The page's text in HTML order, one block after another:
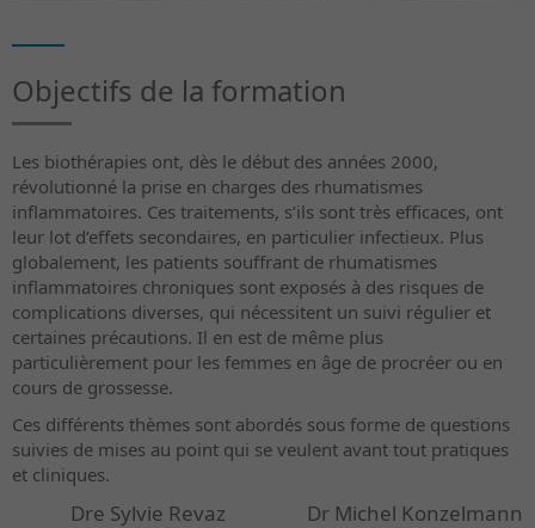
Objectifs de la formation
Les biothérapies ont, dès le début des années 2000,
révolutionné la prise en charges des rhumatismes
inflammatoires. Ces traitements, s’ils sont très efficaces, ont
leur lot d’effets secondaires, en particulier infectieux. Plus
globalement, les patients souffrant de rhumatismes
inflammatoires chroniques sont exposés à des risques de
complications diverses, qui nécessitent un suivi régulier et
certaines précautions. Il en est de même plus
particulièrement pour les femmes en âge de procréer ou en
cours de grossesse.
Ces différents thèmes sont abordés sous forme de questions
suivies de mises au point qui se veulent avant tout pratiques
et cliniques.
Dre Sylvie Revaz Dr Michel Konzelmann